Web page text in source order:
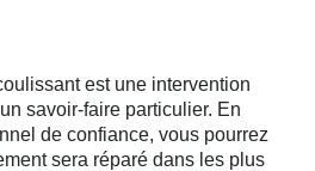
est une intervention
savoir-faire particulier. En
de confiance, vous pourrez
sera réparé dans les plus